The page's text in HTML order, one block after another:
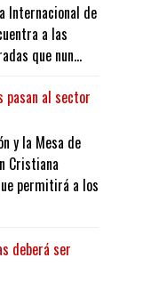
Internacional de
a las
que nun...
pasan al sector
y la Mesa de
Cristiana
permitirá a los
deberá ser